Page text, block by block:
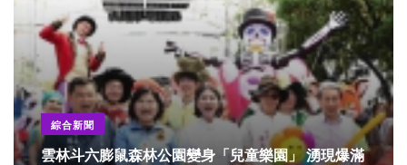
綜合新聞
雲林斗六膨鼠森林公園變身「兒童樂園」 湧現爆滿